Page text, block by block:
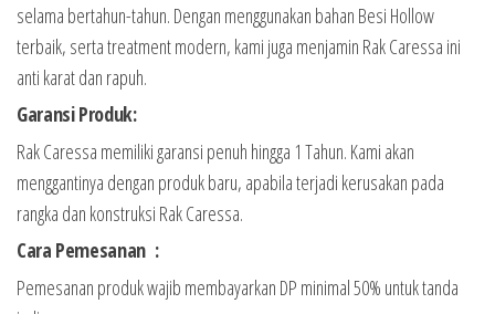
selama bertahun-tahun. Dengan menggunakan bahan Besi Hollow
terbaik, serta treatment modern, kami juga menjamin Rak Caressa ini
anti karat dan rapuh.
Garansi Produk:
Rak Caressa memiliki garansi penuh hingga 1 Tahun. Kami akan
menggantinya dengan produk baru, apabila terjadi kerusakan pada
rangka dan konstruksi Rak Caressa.
Cara Pemesanan :
Pemesanan produk wajib membayarkan DP minimal 50% untuk tanda